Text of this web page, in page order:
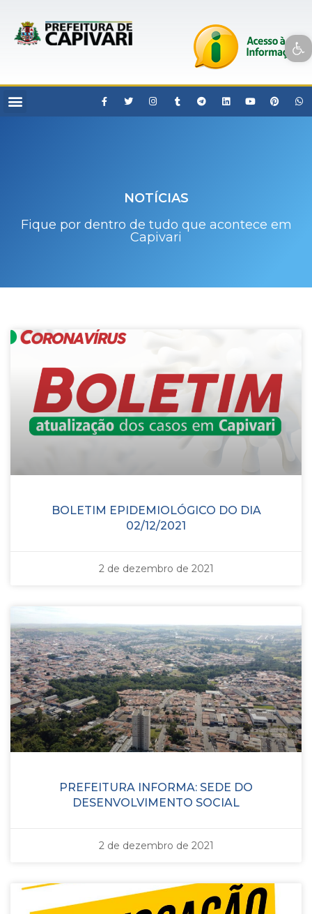
Open toolbar
NOTÍCIAS
Fique por dentro de tudo que acontece em
Capivari
BOLETIM EPIDEMIOLÓGICO DO DIA
02/12/2021
2 de dezembro de 2021
PREFEITURA INFORMA: SEDE DO
DESENVOLVIMENTO SOCIAL
2 de dezembro de 2021